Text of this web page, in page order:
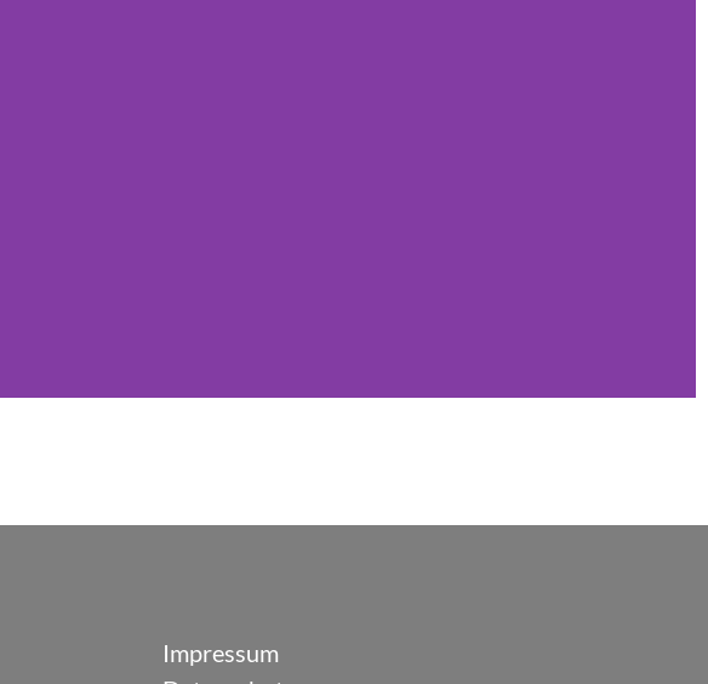
Impressum